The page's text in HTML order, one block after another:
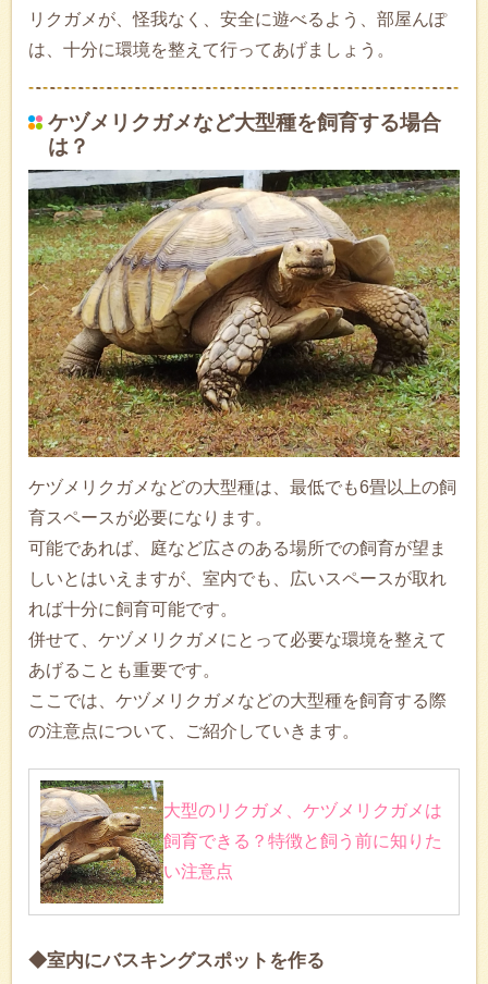
リクガメが、怪我なく、安全に遊べるよう、部屋んぽ
は、十分に環境を整えて行ってあげましょう。
ケヅメリクガメなど大型種を飼育する場合
は？
ケヅメリクガメなどの大型種は、最低でも6畳以上の飼
育スペースが必要になります。
可能であれば、庭など広さのある場所での飼育が望ま
しいとはいえますが、室内でも、広いスペースが取れ
れば十分に飼育可能です。
併せて、ケヅメリクガメにとって必要な環境を整えて
あげることも重要です。
ここでは、ケヅメリクガメなどの大型種を飼育する際
の注意点について、ご紹介していきます。
大型のリクガメ、ケヅメリクガメは
飼育できる？特徴と飼う前に知りた
い注意点
◆室内にバスキングスポットを作る